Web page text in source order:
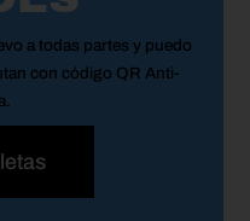
a todas partes y puedo
con código QR Anti-